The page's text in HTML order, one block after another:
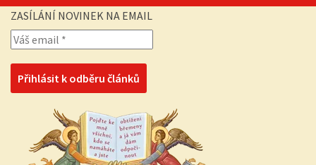
ZASÍLÁNÍ NOVINEK NA EMAIL